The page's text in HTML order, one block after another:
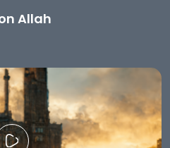
Allah